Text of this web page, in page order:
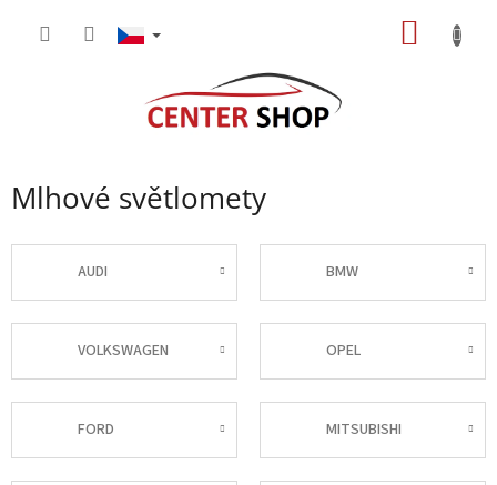
Mlhové světlomety
AUDI BMW
VOLKSWAGEN OPEL
FORD MITSUBISHI